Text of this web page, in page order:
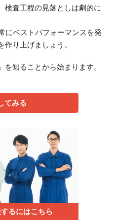
検査工程の見落としは劇的に
にベストパフォーマンスを発
り上げましょう。
知ることから始まります。
てみる
るにはこちら